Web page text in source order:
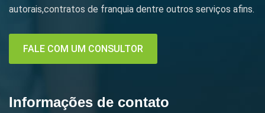
autorais,contratos de franquia dentre outros serviços afins.
FALE COM UM CONSULTOR
Informações de contato